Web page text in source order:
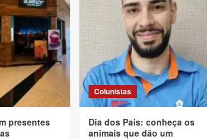
presentes
Colunistas
Dia dos Pais: conheça os
animais que dão um